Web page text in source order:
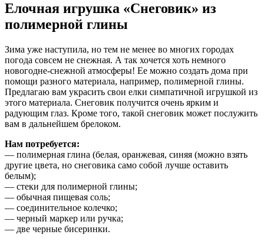
Елочная игрушка «Снеговик» из
полимерной глины
Зима уже наступила, но тем не менее во многих городах
погода совсем не снежная. А так хочется хоть немного
новогодне-снежной атмосферы! Ее можно создать дома при
помощи разного материала, например, полимерной глины.
Предлагаю вам украсить свои елки симпатичной игрушкой из
этого материала. Снеговик получится очень ярким и
радующим глаз. Кроме того, такой снеговик может послужить
вам в дальнейшем брелоком.
Нам потребуется:
— полимерная глина (белая, оранжевая, синяя (можно взять
другие цвета, но снеговика само собой лучше оставить
белым);
— стеки для полимерной глины;
— обычная пищевая соль;
— соединительное колечко;
— черный маркер или ручка;
— две черные бисеринки.